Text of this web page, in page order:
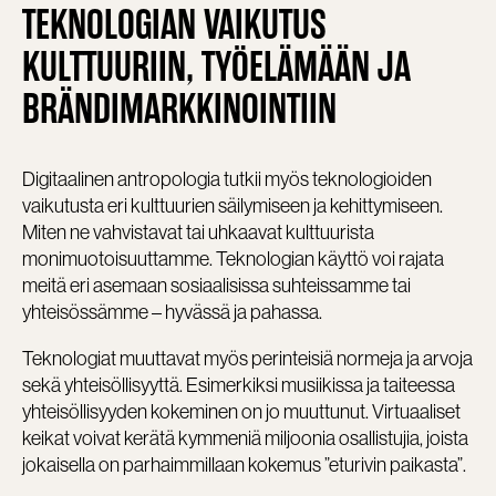
TEKNOLOGIAN VAIKUTUS
KULTTUURIIN, TYÖELÄMÄÄN JA
BRÄNDIMARKKINOINTIIN
Digitaalinen antropologia tutkii myös teknologioiden
vaikutusta eri kulttuurien säilymiseen ja kehittymiseen.
Miten ne vahvistavat tai uhkaavat kulttuurista
monimuotoisuuttamme. Teknologian käyttö voi rajata
meitä eri asemaan sosiaalisissa suhteissamme tai
yhteisössämme – hyvässä ja pahassa.
Teknologiat muuttavat myös perinteisiä normeja ja arvoja
sekä yhteisöllisyyttä. Esimerkiksi musiikissa ja taiteessa
yhteisöllisyyden kokeminen on jo muuttunut. Virtuaaliset
keikat voivat kerätä kymmeniä miljoonia osallistujia, joista
jokaisella on parhaimmillaan kokemus ”eturivin paikasta”.